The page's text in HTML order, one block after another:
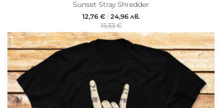
Sunset Stray Shredder
12,76 € /24,96 лв.
15,33 €